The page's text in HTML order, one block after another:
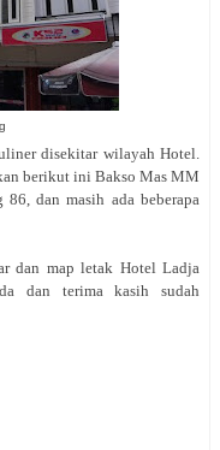
disekitar wilayah Hotel.
berikut ini Bakso Mas MM
dan masih ada beberapa
dan map letak Hotel Ladja
dan terima kasih sudah